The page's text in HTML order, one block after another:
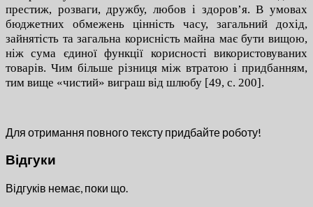
престиж, розваги, дружбу, любов і здоров’я. В умовах
бюджетних обмежень цінність часу, загальний дохід,
зайнятість та загальна корисність майна має бути вищою,
ніж сума єдиної функції корисності використовуваних
товарів. Чим більше різниця між втратою і придбанням,
тим вище «чистий» виграш від шлюбу [49, с. 200].
Для отримання повного тексту придбайте роботу!
Відгуки
Відгуків немає, поки що.